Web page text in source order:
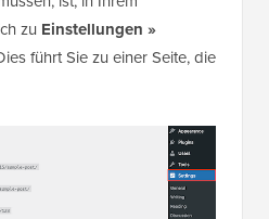
zu Einstellungen »
führt Sie zu einer Seite, die